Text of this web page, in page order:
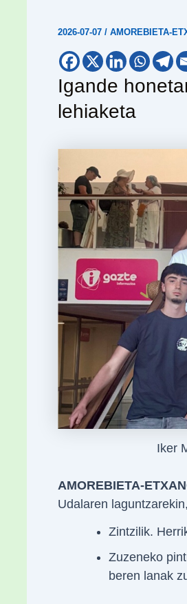
2026-07-07 / AMOREBIETA-
Igande
lehiaketa
Iker
AMOREBIETA-
Udalaren
Zintzilik.
Zuzeneko
beren lanak